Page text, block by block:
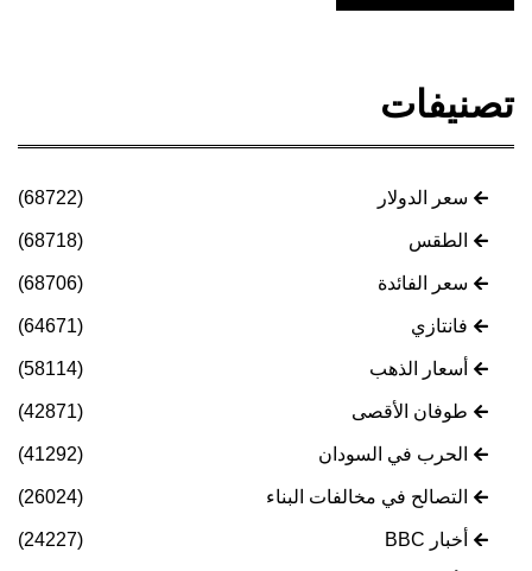
تصنيفات
سعر الدولار (68722)
الطقس (68718)
سعر الفائدة (68706)
فانتازي (64671)
أسعار الذهب (58114)
طوفان الأقصى (42871)
الحرب في السودان (41292)
التصالح في مخالفات البناء (26024)
أخبار BBC (24227)